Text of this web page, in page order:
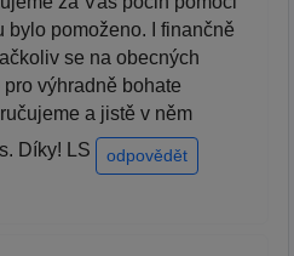
bylo pomoženo. I finančně
se na obecných
výhradně bohate
a jistě v něm
Díky! LS
odpovědět